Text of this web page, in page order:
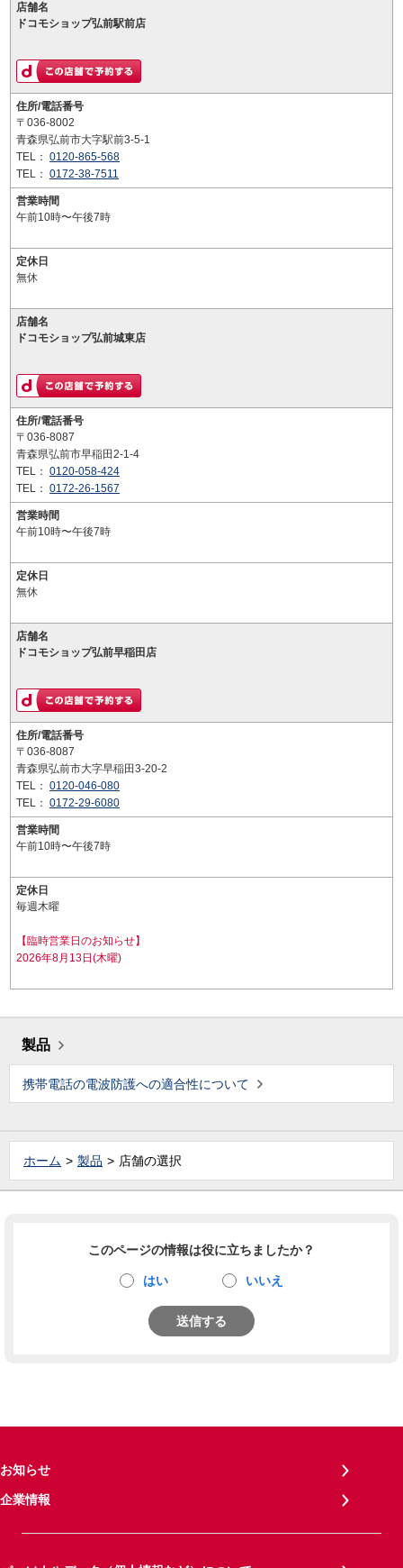
店舗名
ドコモショップ弘前駅前店
住所/電話番号
〒036-8002
青森県弘前市大字駅前3-5-1
TEL： 0120-865-568
TEL： 0172-38-7511
営業時間
午前10時〜午後7時
定休日
無休
店舗名
ドコモショップ弘前城東店
住所/電話番号
〒036-8087
青森県弘前市早稲田2-1-4
TEL： 0120-058-424
TEL： 0172-26-1567
営業時間
午前10時〜午後7時
定休日
無休
店舗名
ドコモショップ弘前早稲田店
住所/電話番号
〒036-8087
青森県弘前市大字早稲田3-20-2
TEL： 0120-046-080
TEL： 0172-29-6080
営業時間
午前10時〜午後7時
定休日
毎週木曜
【臨時営業日のお知らせ】
2026年8月13日(木曜)
製品
携帯電話の電波防護への適合性について
ホーム 製品 店舗の選択
このページの情報は役に立ちましたか？
はい いいえ
送信する
お知らせ
企業情報